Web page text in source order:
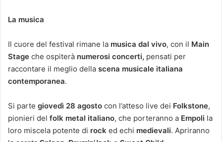
La musica
Il cuore del festival rimane la musica dal vivo, con il Main
Stage che ospiterà numerosi concerti, pensati per
raccontare il meglio della scena musicale italiana
contemporanea.
Si parte giovedì 28 agosto con l’atteso live dei Folkstone,
pionieri del folk metal italiano, che porteranno a Empoli la
loro miscela potente di rock ed echi medievali. Apriranno